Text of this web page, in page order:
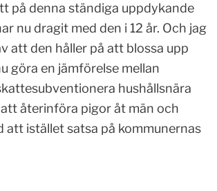
på denna ständiga uppdykande
nu dragit med den i 12 år. Och jag
att den håller på att blossa upp
göra en jämförelse mellan
hushållsnära
återinföra pigor åt män och
att istället satsa på kommunernas